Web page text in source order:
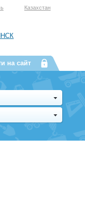
Казахстан
на сайт